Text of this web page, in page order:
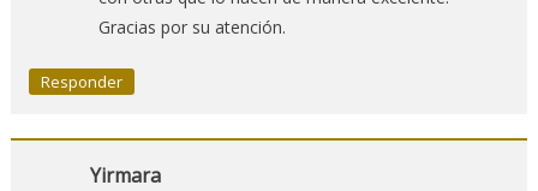
Gracias por su atención.
Responder
Yirmara